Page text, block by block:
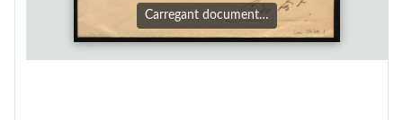
Carregant document…